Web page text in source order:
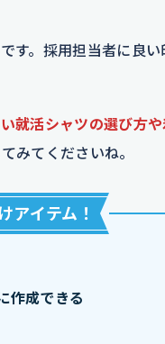
す。採用担当者に良
就活シャツの選び方
みてくださいね。
アイテム ！
作成できる